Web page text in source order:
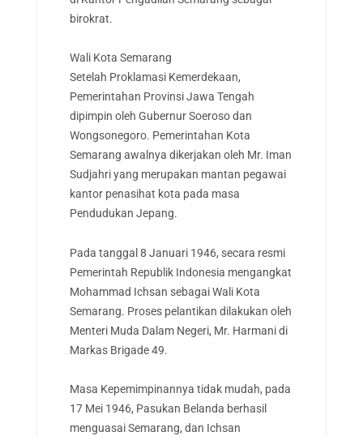
birokrat.
Wali Kota Semarang
Setelah Proklamasi Kemerdekaan,
Pemerintahan Provinsi Jawa Tengah
dipimpin oleh Gubernur Soeroso dan
Wongsonegoro. Pemerintahan Kota
Semarang awalnya dikerjakan oleh Mr. Iman
Sudjahri yang merupakan mantan pegawai
kantor penasihat kota pada masa
Pendudukan Jepang.
Pada tanggal 8 Januari 1946, secara resmi
Pemerintah Republik Indonesia mengangkat
Mohammad Ichsan sebagai Wali Kota
Semarang. Proses pelantikan dilakukan oleh
Menteri Muda Dalam Negeri, Mr. Harmani di
Markas Brigade 49.
Masa Kepemimpinannya tidak mudah, pada
17 Mei 1946, Pasukan Belanda berhasil
menguasai Semarang, dan Ichsan